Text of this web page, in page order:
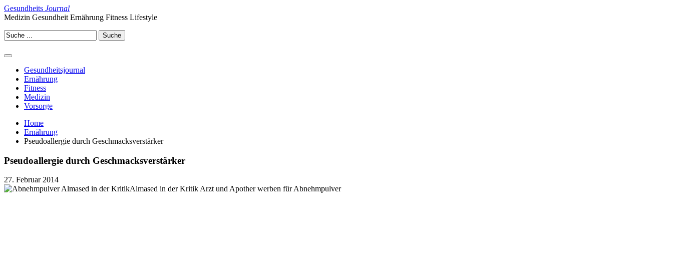
Gesundheits Journal
Medizin Gesundheit Ernährung Fitness Lifestyle
Gesundheitsjournal
Ernährung
Fitness
Medizin
Vorsorge
Home
Ernährung
Pseudoallergie durch Geschmacksverstärker
Pseudoallergie durch Geschmacksverstärker
27. Februar 2014
Almased in der Kritik Arzt und Apother werben für Abnehmpulver